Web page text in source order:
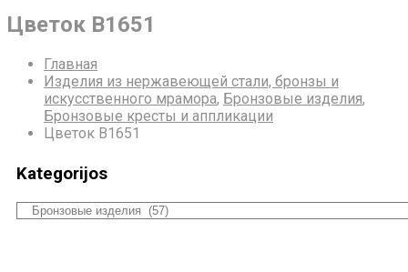
Цветок B1651
Главная
Изделия из нержавеющей стали, бронзы и
искусственного мрамора, Бронзовые изделия,
Бронзовые кресты и аппликации
Цветок B1651
Kategorijos